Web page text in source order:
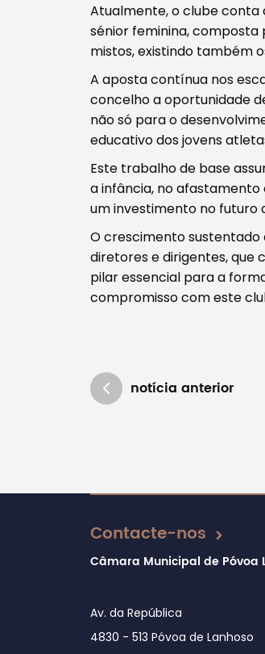
Atualmente, o clube conta
sénior feminina, composta
mistos, existindo também
A aposta contínua nos
concelho a oportunidade
não só para o
educativo dos jovens
Este trabalho de base
a infância, no
um investimento no futuro
O crescimento sustentado
diretores e dirigentes, que
pilar essencial para a
compromisso com este
notícia anterior
Atualizado em 25/02/2026
Contacte-nos
Câmara Municipal de Póvoa
Av. da República
4830 - 513 Póvoa de Lanhoso